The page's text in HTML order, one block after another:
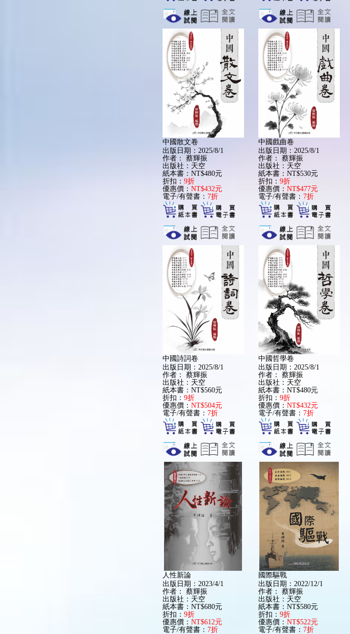
中國散文卷
出版日期：2025/8/1
作者：
蔡輝振
出版社：天空
紙本書：NT$480元
折扣： 9折
優惠價： NT$432元
電子/有聲書： 7折
中國戲曲卷
出版日期：2025/8/1
作者：
蔡輝振
出版社：天空
紙本書：NT$530元
折扣： 9折
優惠價： NT$477元
電子/有聲書： 7折
中國詩詞卷
出版日期：2025/8/1
作者：
蔡輝振
出版社：天空
紙本書：NT$560元
折扣： 9折
優惠價： NT$504元
電子/有聲書： 7折
中國哲學卷
出版日期：2025/8/1
作者：
蔡輝振
出版社：天空
紙本書：NT$480元
折扣： 9折
優惠價： NT$432元
電子/有聲書： 7折
人性新論
出版日期：2023/4/1
作者：
蔡輝振
出版社：天空
紙本書：NT$680元
折扣： 9折
優惠價： NT$612元
電子/有聲書： 7折
國際驅戰
出版日期：2022/12/1
作者：
蔡輝振
出版社：天空
紙本書：NT$580元
折扣： 9折
優惠價： NT$522元
電子/有聲書： 7折